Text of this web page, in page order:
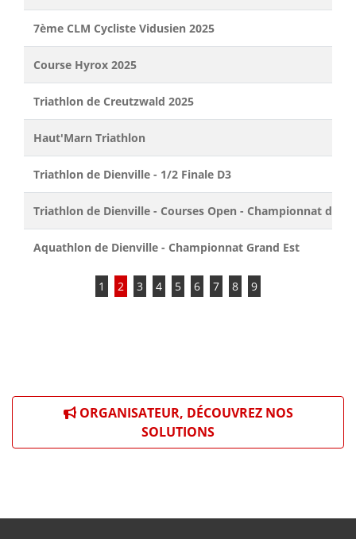
7ème CLM Cycliste Vidusien 2025
Course Hyrox 2025
Triathlon de Creutzwald 2025
Haut'Marn Triathlon
Triathlon de Dienville - 1/2 Finale D3
Triathlon de Dienville - Courses Open - Championnat de
Aquathlon de Dienville - Championnat Grand Est
1 2 3 4 5 6 7 8 9
ORGANISATEUR, DÉCOUVREZ NOS
SOLUTIONS